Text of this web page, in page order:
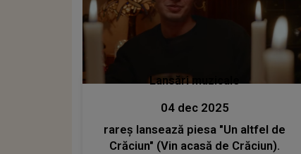
Lansări muzicale
04 dec 2025
rareș lansează piesa "Un altfel de
Crăciun" (Vin acasă de Crăciun).